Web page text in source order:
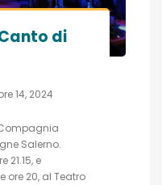
di
14, 2024
Salerno.
21.15, e
ore 20, al Teatro